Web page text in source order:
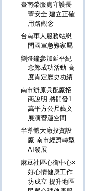
臺南榮服處守護長
輩安全 建立正確
用路觀念
台南軍人服務站慰
問國軍急難家屬
劉燈鐘參加延平紀
念鄭成功活動 高
度肯定歷史功績
南市辦原兵配廠招
商說明 將開發1
萬平方公尺藝文
展演營運空間
半導體大廠投資設
廠 南市經濟轉型
AI發展
麻豆社區心衛中心×
好心情健康工作
坊成立 提升地區